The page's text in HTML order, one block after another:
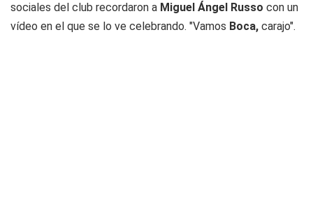
sociales del club recordaron a Miguel Ángel Russo con un
vídeo en el que se lo ve celebrando. "Vamos Boca, carajo".